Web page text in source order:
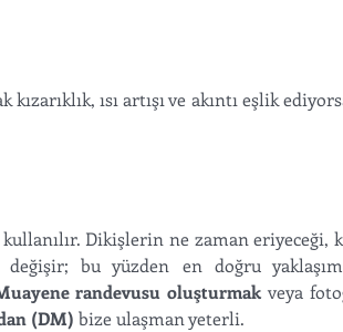
ısı artışı ve akıntı eşlik
Dikişlerin ne zaman eriyeceği,
bu yüzden en doğru
randevusu oluşturmak veya
(DM) bize ulaşman yeterli.